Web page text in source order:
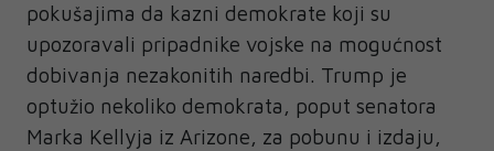
pokušajima da kazni demokrate koji su
upozoravali pripadnike vojske na mogućnost
dobivanja nezakonitih naredbi. Trump je
optužio nekoliko demokrata, poput senatora
Marka Kellyja iz Arizone, za pobunu i izdaju,